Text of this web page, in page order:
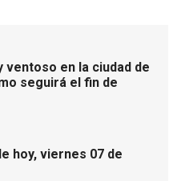
ventoso en la ciudad de
seguirá el fin de
hoy, viernes 07 de